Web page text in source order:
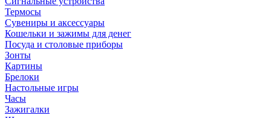
Термосы
Сувениры и аксессуары
Кошельки и зажимы для денег
Посуда и столовые приборы
Зонты
Картины
Брелоки
Настольные игры
Часы
Зажигалки